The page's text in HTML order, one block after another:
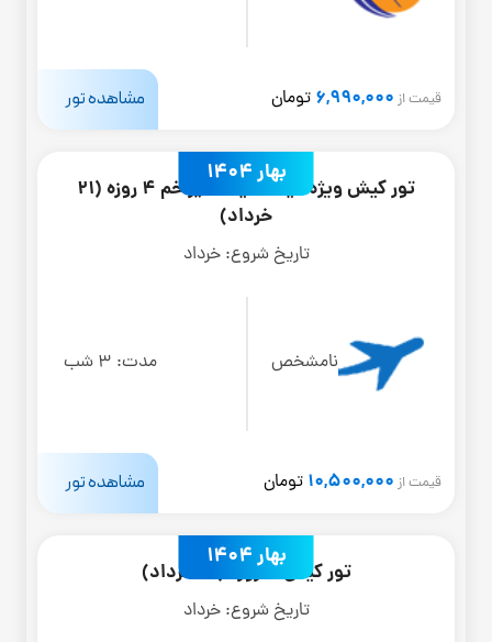
قیمت از 6,990,000 تومان مشاهده تور
بهار 1404
تور کیش ویژه عید سعید غدیر خم 4 روزه (21
خرداد)
تاریخ شروع: خرداد
نامشخص مدت: 3 شب
قیمت از 10,500,000 تومان مشاهده تور
بهار 1404تور کیش 4 روزه (16 خرداد)
تاریخ شروع: خرداد